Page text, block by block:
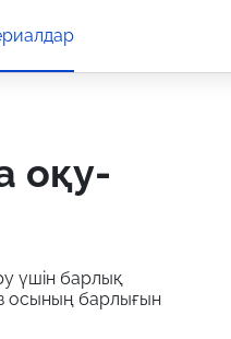
үшін барлық
осының барлығын